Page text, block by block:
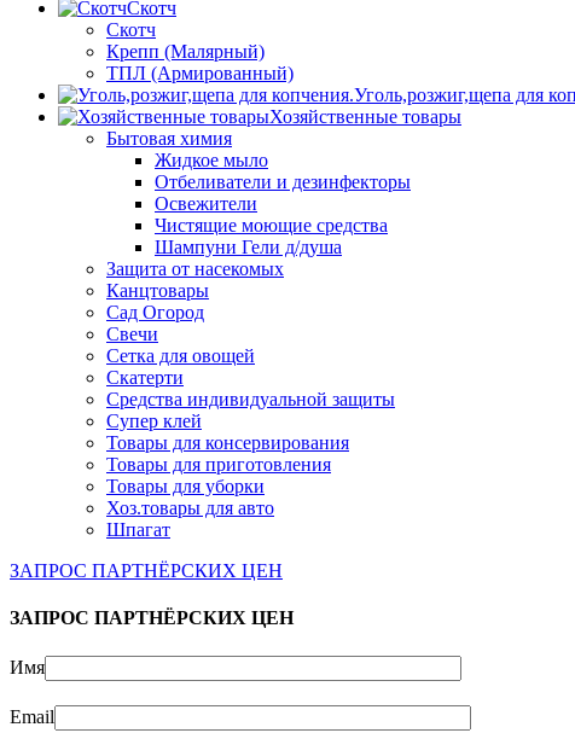
Скотч
Скотч
Крепп (Малярный)
ТПЛ (Армированный)
Уголь,розжиг,щепа для
Хозяйственные товары
Бытовая химия
Жидкое мыло
Отбеливатели и дезинфекторы
Освежители
Чистящие моющие средства
Шампуни Гели д/душа
Защита от насекомых
Канцтовары
Сад Огород
Свечи
Сетка для овощей
Скатерти
Средства индивидуальной защиты
Супер клей
Товары для консервирования
Товары для приготовления
Товары для уборки
Хоз.товары для авто
Шпагат
ЗАПРОС ПАРТНЁРСКИХ ЦЕН
ЗАПРОС ПАРТНЁРСКИХ ЦЕН
Имя
Email